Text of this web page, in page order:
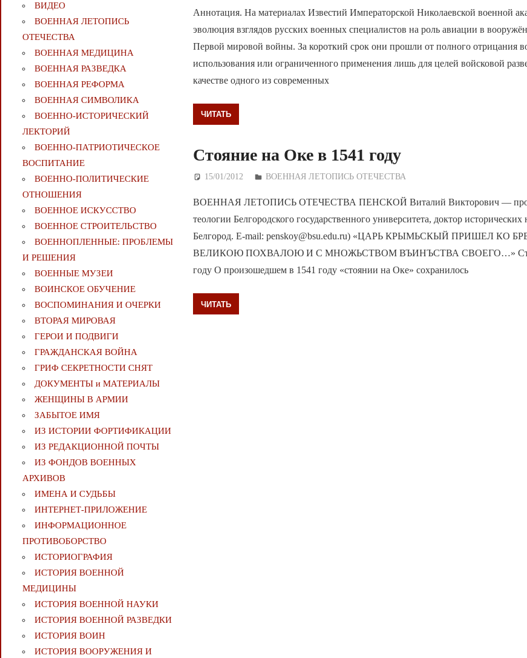
Аннотация. На материалах Известий Императорской Николаевской военной
эволюция взглядов русских военных специалистов на роль авиации в
Первой мировой войны. За короткий срок они прошли от полного отрицания
использования или ограниченного применения лишь для целей войсковой
качестве одного из современных
ЧИТАТЬ
Стояние на Оке в 1541 году
15/01/2012 Дежурный по Редакции
ВОЕННАЯ ЛЕТОПИСЬ ОТЕЧЕСТВА
ВОЕННАЯ ЛЕТОПИСЬ ОТЕЧЕСТВА ПЕНСКОЙ Виталий Викторович —
теологии Белгородского государственного университета, доктор исторических
Белгород. E-mail: penskoy@bsu.edu.ru) «ЦАРЬ КРЫМЬСКЫЙ ПРИШЕЛ КО
ВЕЛИКОЮ ПОХВАЛОЮ И С МНОЖЬСТВОМ ВЪИНЪСТВА СВОЕГО…»
году О произошедшем в 1541 году «стоянии на Оке» сохранилось
ЧИТАТЬ
ВИДЕО
ВОЕННАЯ ЛЕТОПИСЬ
ОТЕЧЕСТВА
ВОЕННАЯ МЕДИЦИНА
ВОЕННАЯ РАЗВЕДКА
ВОЕННАЯ РЕФОРМА
ВОЕННАЯ СИМВОЛИКА
ВОЕННО-ИСТОРИЧЕСКИЙ
ЛЕКТОРИЙ
ВОЕННО-ПАТРИОТИЧЕСКОЕ
ВОСПИТАНИЕ
ВОЕННО-ПОЛИТИЧЕСКИE
ОТНОШЕНИЯ
ВОЕННОЕ ИСКУССТВО
ВОЕННОЕ СТРОИТЕЛЬСТВО
ВОЕННОПЛЕННЫЕ: ПРОБЛЕМЫ
И РЕШЕНИЯ
ВОЕННЫЕ МУЗЕИ
ВОИНСКОЕ ОБУЧЕНИЕ
ВОСПОМИНАНИЯ И ОЧЕРКИ
ВТОРАЯ МИРОВАЯ
ГЕРОИ И ПОДВИГИ
ГРАЖДАНСКАЯ ВОЙНА
ГРИФ СЕКРЕТНОСТИ СНЯТ
ДОКУМЕНТЫ и МАТЕРИАЛЫ
ЖЕНЩИНЫ В АРМИИ
ЗАБЫТОЕ ИМЯ
ИЗ ИСТОРИИ ФОРТИФИКАЦИИ
ИЗ РЕДАКЦИОННОЙ ПОЧТЫ
ИЗ ФОНДОВ ВОЕННЫХ
АРХИВОВ
ИМЕНА И СУДЬБЫ
ИНТЕРНЕТ-ПРИЛОЖЕНИЕ
ИНФОРМАЦИОННОЕ
ПРОТИВОБОРСТВО
ИСТОРИОГРАФИЯ
ИСТОРИЯ ВОЕННОЙ
МЕДИЦИНЫ
ИСТОРИЯ ВОЕННОЙ НАУКИ
ИСТОРИЯ ВОЕННОЙ РАЗВЕДКИ
ИСТОРИЯ ВОИН
ИСТОРИЯ ВООРУЖЕНИЯ И